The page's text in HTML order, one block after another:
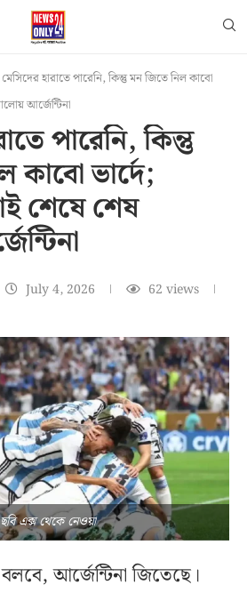
মেসিদের হারাতে পারেনি, কিন্তু মন জিতে নিল কাবো
আর্জেন্টিনা
পারেনি, কিন্তু
কাবো ভার্দে;
শেষে শেষ
July 4, 2026 62 views
ছবি এক্স থেকে নেওয়া
আর্জেন্টিনা জিতেছে।